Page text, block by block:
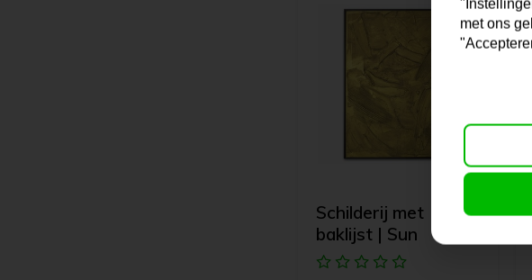
Schilderij met
baklijst | Sun
met ons